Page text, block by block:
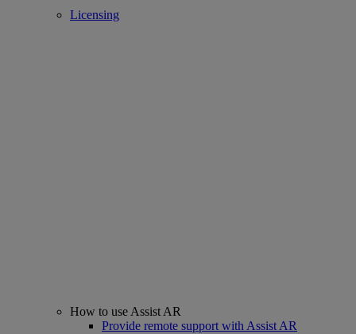
Licensing
How to use Assist AR
Provide remote support with Assist AR